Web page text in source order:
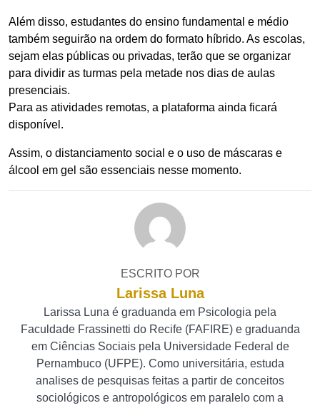
Além disso, estudantes do ensino fundamental e médio
também seguirão na ordem do formato híbrido. As escolas,
sejam elas públicas ou privadas, terão que se organizar
para dividir as turmas pela metade nos dias de aulas
presenciais.
Para as atividades remotas, a plataforma ainda ficará
disponível.
Assim, o distanciamento social e o uso de máscaras e
álcool em gel são essenciais nesse momento.
ESCRITO POR
Larissa Luna
Larissa Luna é graduanda em Psicologia pela
Faculdade Frassinetti do Recife (FAFIRE) e graduanda
em Ciências Sociais pela Universidade Federal de
Pernambuco (UFPE). Como universitária, estuda
analises de pesquisas feitas a partir de conceitos
sociológicos e antropológicos em paralelo com a